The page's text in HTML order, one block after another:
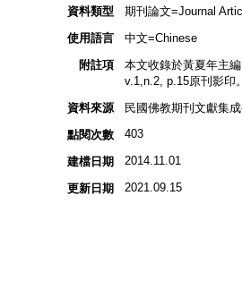
資料類型
期刊論文=Journal
使用語言
中文=Chinese
附註項
本文收錄於黃夏年主
v.1,n.2, p.15原刊影印
資料來源
民國佛教期刊文獻集
點閱次數
403
建檔日期 2014.11.01
更新日期 2021.09.15